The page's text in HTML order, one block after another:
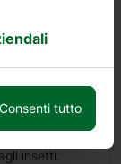
del
in legno. È
noto per la
insetti.
Consenti tutto